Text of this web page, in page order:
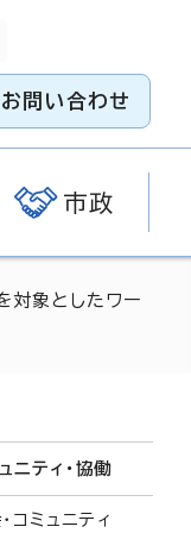
お問い合わせ
市政
対象としたワー
ニティ・協働
コミュニティ